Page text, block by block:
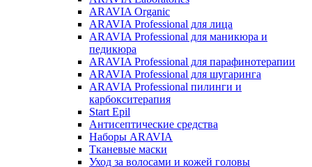
ARAVIA Organic
ARAVIA Professional для лица
ARAVIA Professional для маникюра и
педикюра
ARAVIA Professional для парафинотерапии
ARAVIA Professional для шугаринга
ARAVIA Professional пилинги и
карбокситерапия
Start Epil
Антисептические средства
Наборы ARAVIA
Тканевые маски
Уход за волосами и кожей головы